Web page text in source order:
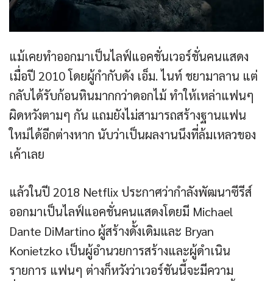
แม้เคยทำออกมาเป็นไลฟ์แอคชั่นเวอร์ชั่นคนแสดง
เมื่อปี 2010 โดยผู้กำกับดัง เอ็ม. ไนท์ ชยามาลาน แต่
กลับได้รับก้อนหินมากกว่าดอกไม้ ทำให้เหล่าแฟนๆ
ผิดหวังตามๆ กัน แถมยังไม่สามารถสร้างฐานแฟน
ใหม่ได้อีกต่างหาก นับว่าเป็นผลงานนึงที่ล้มเหลวของ
เค้าเลย
แล้วในปี 2018 Netflix ประกาศว่ากำลังพัฒนาซีรีส์
ออกมาเป็นไลฟ์แอคชั่นคนแสดงโดยมี Michael
Dante DiMartino ผู้สร้างดั้งเดิมและ Bryan
Konietzko เป็นผู้อำนวยการสร้างและผู้ดำเนิน
รายการ แฟนๆ ต่างก็หวังว่าเวอร์ชันนี้จะมีความ